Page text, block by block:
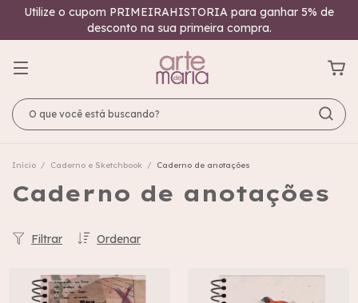
Utilize o cupom PRIMEIRAHISTORIA para ganhar 5% de
desconto na sua primeira compra.
Início / Caderno e Sketchbook / Caderno de anotações
Caderno de anotações
Ordenar
Filtrar